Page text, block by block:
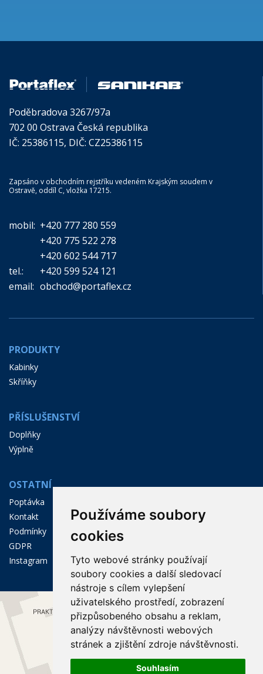
Používáme soubory
cookies
Tyto webové stránky používají
soubory cookies a další sledovací
nástroje s cílem vylepšení
uživatelského prostředí, zobrazení
přizpůsobeného obsahu a reklam,
analýzy návštěvnosti webových
stránek a zjištění zdroje návštěvnosti.
Souhlasím
Poděbradova 3267/97a
702 00 Ostrava Česká republika
IČ: 25386115, DIČ: CZ25386115
Zapsáno v obchodním rejstříku vedeném Krajským soudem v
Ostravě, oddíl C, vložka 17215.
mobil: +420 777 280 559
+420 775 522 278
+420 602 544 717
tel.:
+420 599 524 121
email: obchod@portaflex.cz
PRODUKTY
Kabinky
Skříňky
PŘÍSLUŠENSTVÍ
Doplňky
Výplně
OSTATNÍ
Poptávka
Kontakt
Podmínky
GDPR
Instagram